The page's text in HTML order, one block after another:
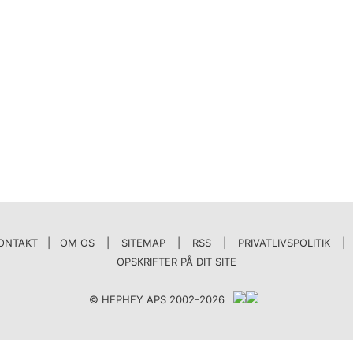
| OM OS SITEMAP RSS PRIVATLIVSPOLITIK
OPSKRIFTER PÅ DIT SITE
© HEPHEY APS 2002-2026